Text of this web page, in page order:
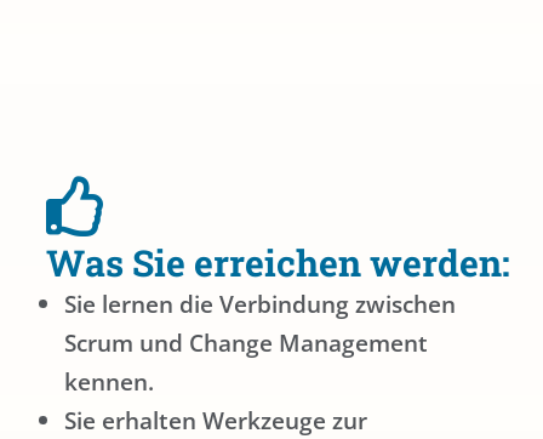
Was Sie erreichen werden:
Sie lernen die Verbindung zwischen
Scrum und Change Management
kennen.
Sie erhalten Werkzeuge zur